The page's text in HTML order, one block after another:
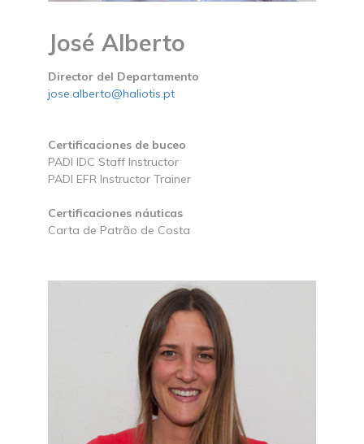
José Alberto
Director del Departamento
jose.alberto@haliotis.pt
Certificaciones de buceo
PADI IDC Staff Instructor
PADI EFR Instructor Trainer
Certificaciones náuticas
Carta de Patrão de Costa